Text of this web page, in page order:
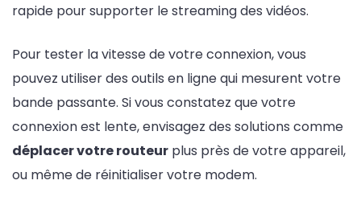
rapide pour supporter le streaming des vidéos.
Pour tester la vitesse de votre connexion, vous
pouvez utiliser des outils en ligne qui mesurent votre
bande passante. Si vous constatez que votre
connexion est lente, envisagez des solutions comme
déplacer votre routeur plus près de votre appareil,
ou même de réinitialiser votre modem.